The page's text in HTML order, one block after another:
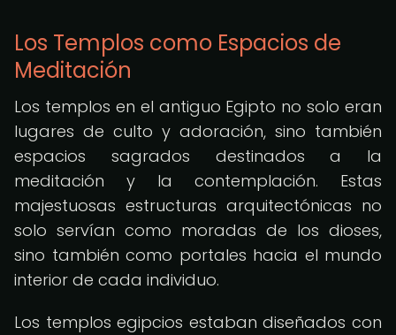
Los Templos como Espacios de
Meditación
Los templos en el antiguo Egipto no solo eran
lugares de culto y adoración, sino también
espacios sagrados destinados a la
meditación y la contemplación. Estas
majestuosas estructuras arquitectónicas no
solo servían como moradas de los dioses,
sino también como portales hacia el mundo
interior de cada individuo.
Los templos egipcios estaban diseñados con